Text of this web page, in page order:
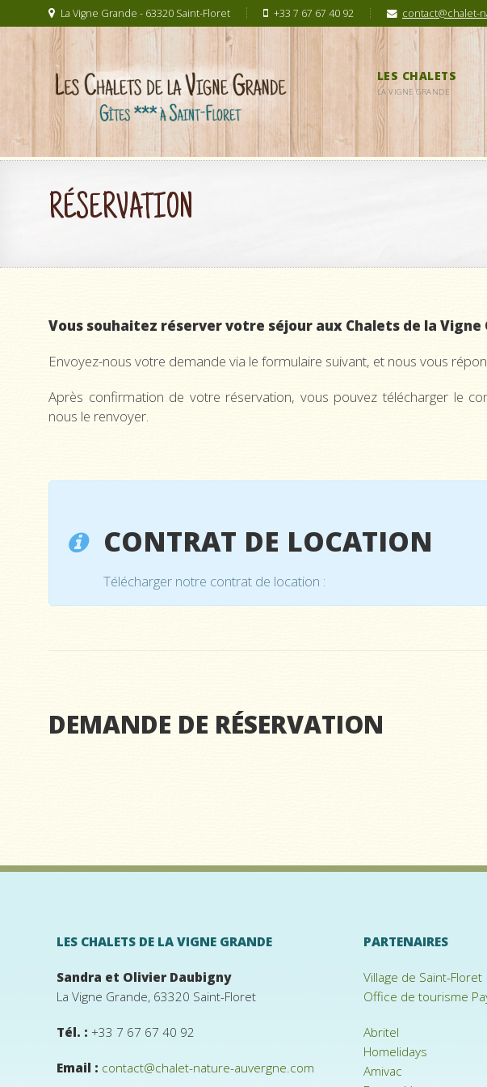
La Vigne Grande - 63320 Saint-Floret +33 7 67 67 40 92 contact@chalet-
LES CHALETS
LA VIGNE GRANDE
RÉSERVATION
Vous souhaitez réserver votre séjour aux Chalets de la Vigne
Envoyez-nous votre demande via le formulaire suivant, et nous vous
Après confirmation de votre réservation, vous pouvez télécharger le
nous le renvoyer.
CONTRAT DE LOCATION
Télécharger notre contrat de location :
DEMANDE DE RÉSERVATION
LES CHALETS DE LA VIGNE GRANDE
Sandra et Olivier Daubigny
La Vigne Grande, 63320 Saint-Floret
Tél. : +33 7 67 67 40 92
Email : contact@chalet-nature-auvergne.com
PARTENAIRES
Village de Saint-Floret
Office de tourisme
Abritel
Homelidays
Amivac